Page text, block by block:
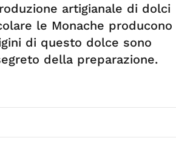
artigianale di dolci
le Monache producono
di questo dolce sono
della preparazione.